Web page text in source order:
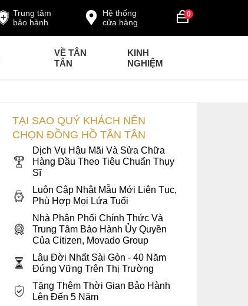
0
Hệ thống
cửa hàng
Trung tâm
bảo hành
VỀ TÂN
TÂN
KINH
NGHIỆM
TẠI SAO QUÝ KHÁCH NÊN
CHỌN ĐỒNG HỒ TÂN TÂN
Dịch Vụ Hậu Mãi Và Sửa Chữa
Hàng Đầu Theo Tiêu Chuẩn Thụy
Sĩ
Luôn Cập Nhật Mẫu Mới Liên Tục,
Phù Hợp Mọi Lứa Tuổi
Nhà Phân Phối Chính Thức Và
Trung Tâm Bảo Hành Ủy Quyền
Của Citizen, Movado Group
Lâu Đời Nhất Sài Gòn - 40 Năm
Đứng Vững Trên Thị Trường
Tặng Thêm Thời Gian Bảo Hành
Lên Đến 5 Năm